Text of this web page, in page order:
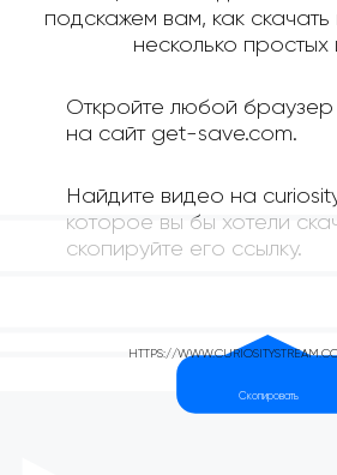
подскажем вам, как
несколько
Откройте любой браузер
на сайт get-save.com.
Найдите видео на
которое вы бы хотели
скопируйте его ссылку.